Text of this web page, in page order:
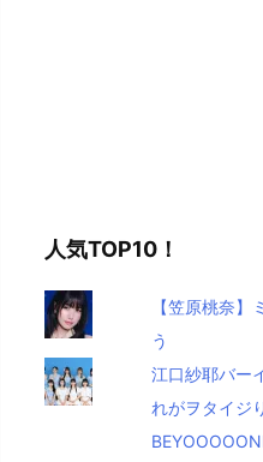
人気TOP10！
【笠原桃奈
う
江口紗耶バー
れがヲタイジ